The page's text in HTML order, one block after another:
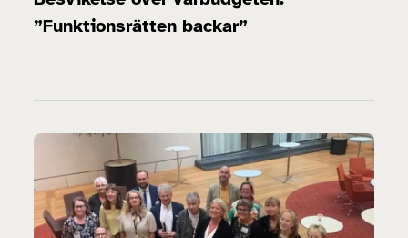
”Funktionsrätten backar”